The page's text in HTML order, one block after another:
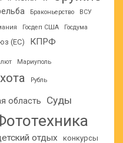
Браконьерство ВСУ
Госдеп США Госдума
(ЕС) КПРФ
Мариуполь
Рубль
область Суды
отдых конкурсы